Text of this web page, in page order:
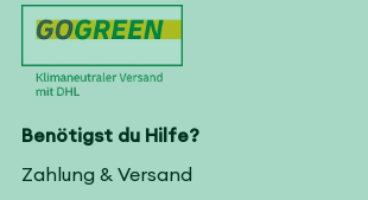
Benötigst du Hilfe?
Zahlung & Versand